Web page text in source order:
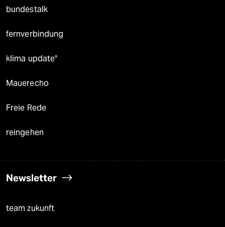
bundestalk
fernverbindung
klima update°
Mauerecho
Freie Rede
reingehen
Newsletter
team zukunft